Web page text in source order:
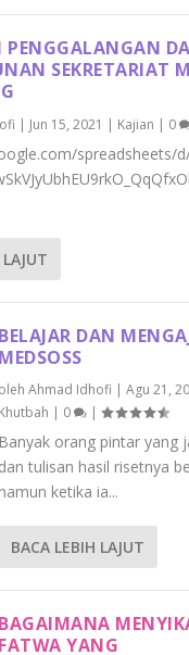
PENGGALANGAN
SEKRETARIAT
| Jun 15, 2021 | Kajian | 0
spreadsheets/
BELAJAR DAN
MEDSOSS
olehAhmad Idhofi |Agu 21,
Khutbah | 0 |
Banyak orang pintar yang
dan tulisan hasil risetnya
namun ketika ia...
BACA LEBIH LAJUT
BAGAIMANA
FATWA YANG